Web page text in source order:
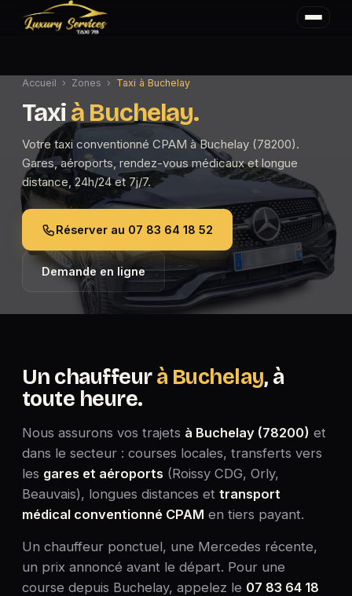
Accueil › Zones › Taxi à Buchelay
Taxià Buchelay.
Votre taxi conventionné CPAM à Buchelay (78200).
Gares, aéroports, rendez-vous médicaux et longue
distance, 24h/24 et 7j/7.
Réserver au 07 83 64 18 52
Demande en ligne
Un chauffeurà Buchelay, à
toute heure.
Nous assurons vos trajets à Buchelay (78200) et
dans le secteur : courses locales, transferts vers
les gares et aéroports (Roissy CDG, Orly,
Beauvais), longues distances et transport
médical conventionné CPAM en tiers payant.
Un chauffeur ponctuel, une Mercedes récente,
un prix annoncé avant le départ. Pour une
course depuis Buchelay, appelez le 07 83 64 18